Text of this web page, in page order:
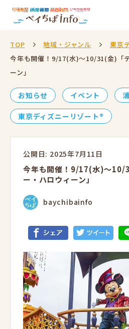
TOP 地域・ジャンル
東京
今年も開催！9/17(水)～10/31(金)「
ーン」
お知らせ イベント
東京ディズニーリゾート®
公開日: 2025年7月11日
今年も開催！9/17(水)～10/
ー・ハロウィーン」
baychibainfo